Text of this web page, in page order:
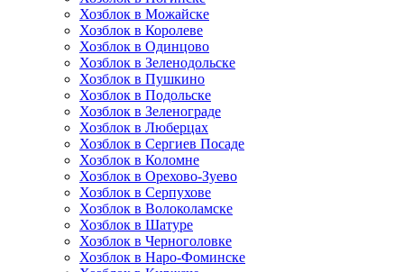
Хозблок в Можайске
Хозблок в Королеве
Хозблок в Одинцово
Хозблок в Зеленодольске
Хозблок в Пушкино
Хозблок в Подольске
Хозблок в Зеленограде
Хозблок в Люберцах
Хозблок в Сергиев Посаде
Хозблок в Коломне
Хозблок в Орехово-Зуево
Хозблок в Серпухове
Хозблок в Волоколамске
Хозблок в Шатуре
Хозблок в Черноголовке
Хозблок в Наро-Фоминске